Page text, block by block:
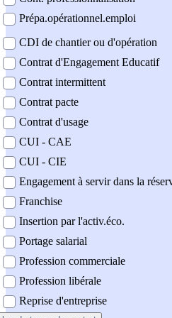
Prépa.opérationnel.emploi
CDI de chantier ou d'opération
Contrat d'Engagement Educatif
Contrat intermittent
Contrat pacte
Contrat d'usage
CUI - CAE
CUI - CIE
Engagement à servir dans la
Franchise
Insertion par l'activ.éco.
Portage salarial
Profession commerciale
Profession libérale
Reprise d'entreprise